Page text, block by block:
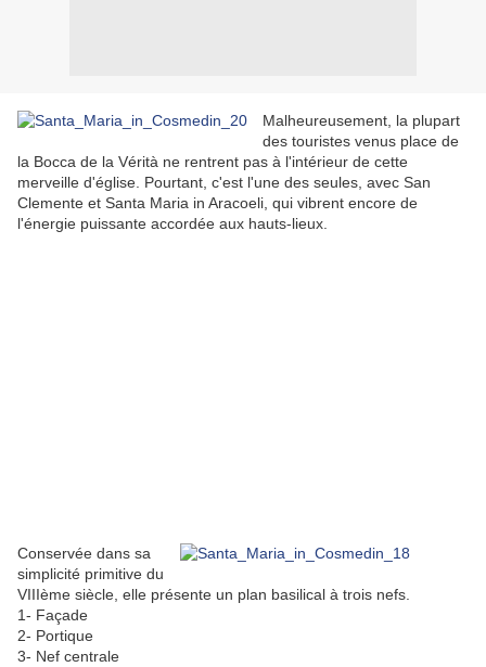
Malheureusement, la plupart
des touristes venus place de
la Bocca de la Vérità ne rentrent pas à l'intérieur de cette
merveille d'église. Pourtant, c'est l'une des seules, avec San
Clemente et Santa Maria in Aracoeli, qui vibrent encore de
l'énergie puissante accordée aux hauts-lieux.
Conservée dans sa
simplicité primitive du
VIIIème siècle, elle présente un plan basilical à trois nefs.
1- Façade
2- Portique
3- Nef centrale